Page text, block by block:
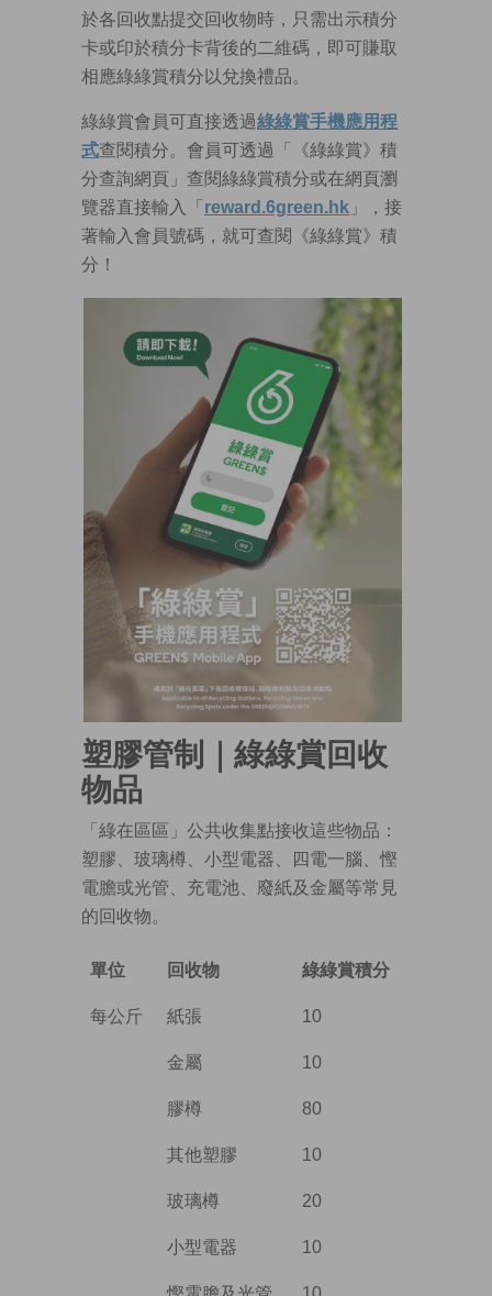
於各回收點提交回收物時，只需出示積分
卡或印於積分卡背後的二維碼，即可賺取
相應綠綠賞積分以兌換禮品。
綠綠賞會員可直接透過綠綠賞手機應用程
式查閱積分。會員可透過「《綠綠賞》積
分查詢網頁」查閱綠綠賞積分或在網頁瀏
覽器直接輸入「 reward.6green.hk 」，接
著輸入會員號碼，就可查閱《綠綠賞》積
分！
塑膠管制｜綠綠賞回收
物品
「綠在區區」公共收集點接收這些物品：
塑膠、玻璃樽、小型電器、四電一腦、慳
電膽或光管、充電池、廢紙及金屬等常見
的回收物。
單位 回收物 綠綠賞積分
每公斤 紙張 10
金屬 10
膠樽 80
其他塑膠 10
玻璃樽 20
小型電器 10